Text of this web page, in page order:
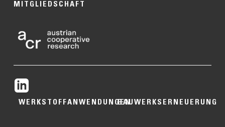
MITGLIEDSCHAFT
WERKSTOFFANWENDUNGENBAUWERKSERNEUERUNG